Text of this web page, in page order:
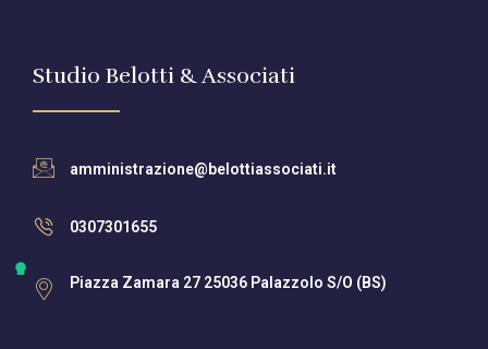
Studio Belotti & Associati
amministrazione@belottiassociati.it
0307301655
Piazza Zamara 27 25036 Palazzolo S/O (BS)